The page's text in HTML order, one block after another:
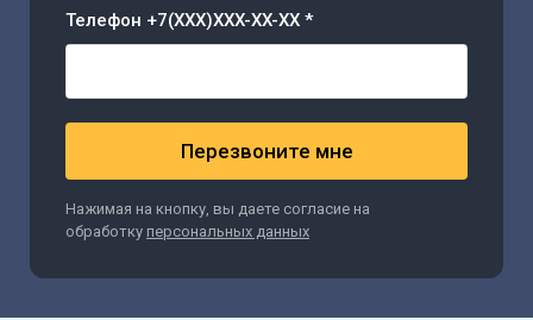
Телефон +7(XXX)XXX-XX-XX *
Перезвоните мне
Нажимая на кнопку, вы даете согласие на
обработку персональных данных